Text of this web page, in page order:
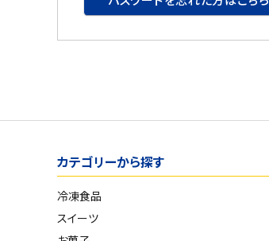
日用品
セール
フードロス
ペット用品
カテゴリーから探す
冷凍食品
スイーツ